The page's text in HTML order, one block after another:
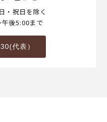
・祝日を除く
後5:00まで
代表）